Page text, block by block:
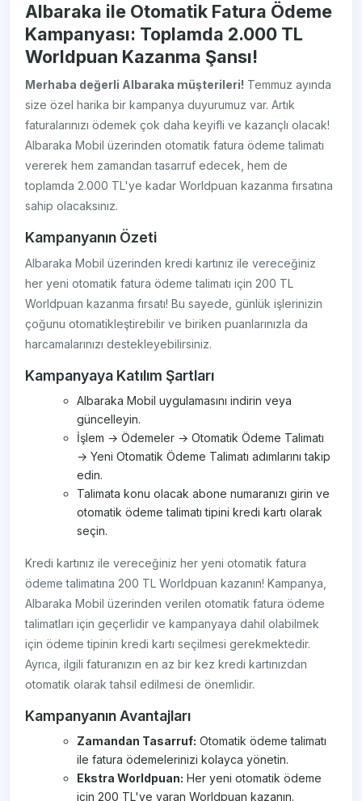
Albaraka ile Otomatik Fatura Ödeme
Kampanyası: Toplamda 2.000 TL
Worldpuan Kazanma Şansı!
Merhaba değerli Albaraka müşterileri! Temmuz ayında
size özel harika bir kampanya duyurumuz var. Artık
faturalarınızı ödemek çok daha keyifli ve kazançlı olacak!
Albaraka Mobil üzerinden otomatik fatura ödeme talimatı
vererek hem zamandan tasarruf edecek, hem de
toplamda 2.000 TL'ye kadar Worldpuan kazanma fırsatına
sahip olacaksınız.
Kampanyanın Özeti
Albaraka Mobil üzerinden kredi kartınız ile vereceğiniz
her yeni otomatik fatura ödeme talimatı için 200 TL
Worldpuan kazanma fırsatı! Bu sayede, günlük işlerinizin
çoğunu otomatikleştirebilir ve biriken puanlarınızla da
harcamalarınızı destekleyebilirsiniz.
Kampanyaya Katılım Şartları
Albaraka Mobil uygulamasını indirin veya
güncelleyin.
İşlem → Ödemeler → Otomatik Ödeme Talimatı
→ Yeni Otomatik Ödeme Talimatı adımlarını takip
edin.
Talimata konu olacak abone numaranızı girin ve
otomatik ödeme talimatı tipini kredi kartı olarak
seçin.
Kredi kartınız ile vereceğiniz her yeni otomatik fatura
ödeme talimatına 200 TL Worldpuan kazanın! Kampanya,
Albaraka Mobil üzerinden verilen otomatik fatura ödeme
talimatları için geçerlidir ve kampanyaya dahil olabilmek
için ödeme tipinin kredi kartı seçilmesi gerekmektedir.
Ayrıca, ilgili faturanızın en az bir kez kredi kartınızdan
otomatik olarak tahsil edilmesi de önemlidir.
Kampanyanın Avantajları
Zamandan Tasarruf: Otomatik ödeme talimatı
ile fatura ödemelerinizi kolayca yönetin.
Ekstra Worldpuan: Her yeni otomatik ödeme
için 200 TL'ye varan Worldpuan kazanın.